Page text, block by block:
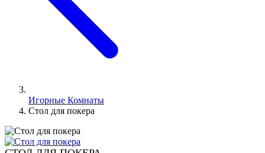
Игорные Комнаты
Стол для покера